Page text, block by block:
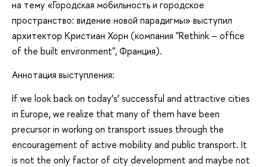
на тему «Городская мобильность и городское
пространство: видение новой парадигмы» выступил
архитектор Кристиан Хорн (компания "Rethink – office
of the built environment", Франция).
Аннотация выступления:
If we look back on today’s’ successful and attractive cities
in Europe, we realize that many of them have been
precursor in working on transport issues through the
encouragement of active mobility and public transport. It
is not the only factor of city development and maybe not